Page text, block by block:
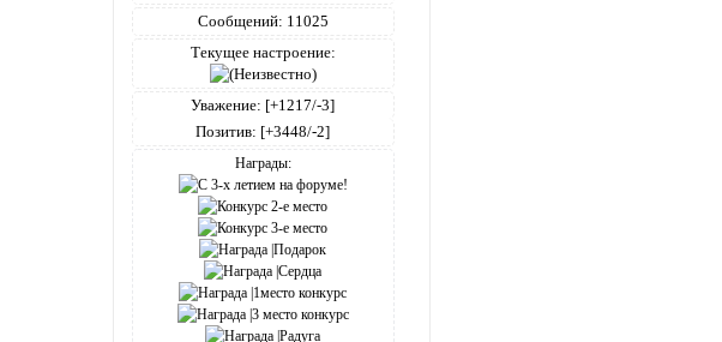
Сообщений: 11025
Текущее настроение:
Уважение: [+1217/-3]
Позитив: [+3448/-2]
Награды: